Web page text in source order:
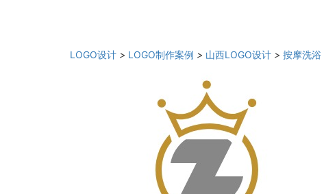
LOGO设计 > LOGO制作案例 > 山西LOGO设计 > 按摩洗浴